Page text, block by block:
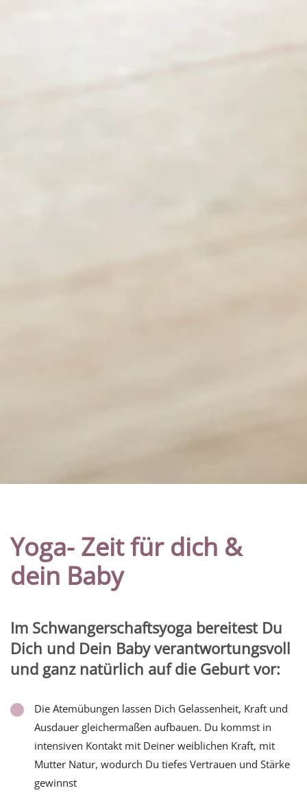
Yoga- Zeit für dich &
dein Baby
Im Schwangerschaftsyoga bereitest Du
Dich und Dein Baby verantwortungsvoll
und ganz natürlich auf die Geburt vor:
Die Atemübungen lassen Dich Gelassenheit, Kraft und
Ausdauer gleichermaßen aufbauen. Du kommst in
intensiven Kontakt mit Deiner weiblichen Kraft, mit
Mutter Natur, wodurch Du tiefes Vertrauen und Stärke
gewinnst